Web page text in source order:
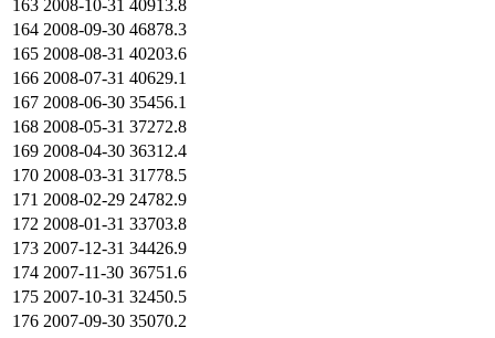
163 2008-10-31 40913.8
164 2008-09-30 46878.3
165 2008-08-31 40203.6
166 2008-07-31 40629.1
167 2008-06-30 35456.1
168 2008-05-31 37272.8
169 2008-04-30 36312.4
170 2008-03-31 31778.5
171 2008-02-29 24782.9
172 2008-01-31 33703.8
173 2007-12-31 34426.9
174 2007-11-30 36751.6
175 2007-10-31 32450.5
176 2007-09-30 35070.2